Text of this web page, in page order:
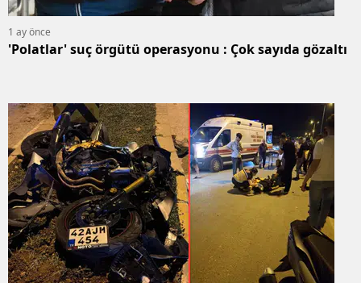
1 ay önce
'Polatlar' suç örgütü operasyonu : Çok sayıda gözaltı